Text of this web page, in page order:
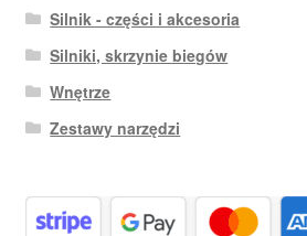
Silnik - części i akcesoria
Silniki, skrzynie biegów
Wnętrze
Zestawy narzędzi